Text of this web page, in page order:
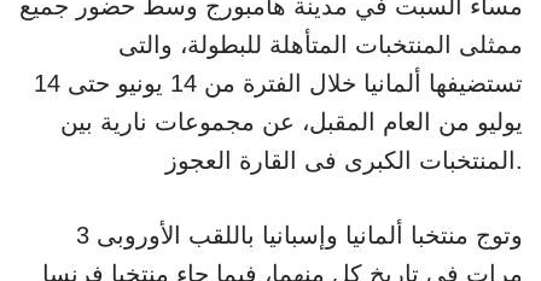
مساء السبت في مدينة هامبورج وسط حضور جميع
ممثلى المنتخبات المتأهلة للبطولة، والتى
تستضيفها ألمانيا خلال الفترة من 14 يونيو حتى 14
يوليو من العام المقبل، عن مجموعات نارية بين
المنتخبات الكبرى فى القارة العجوز.
وتوج منتخبا ألمانيا وإسبانيا باللقب الأوروبى 3
مرات فى تاريخ كل منهما، فيما جاء منتخبا فرنسا